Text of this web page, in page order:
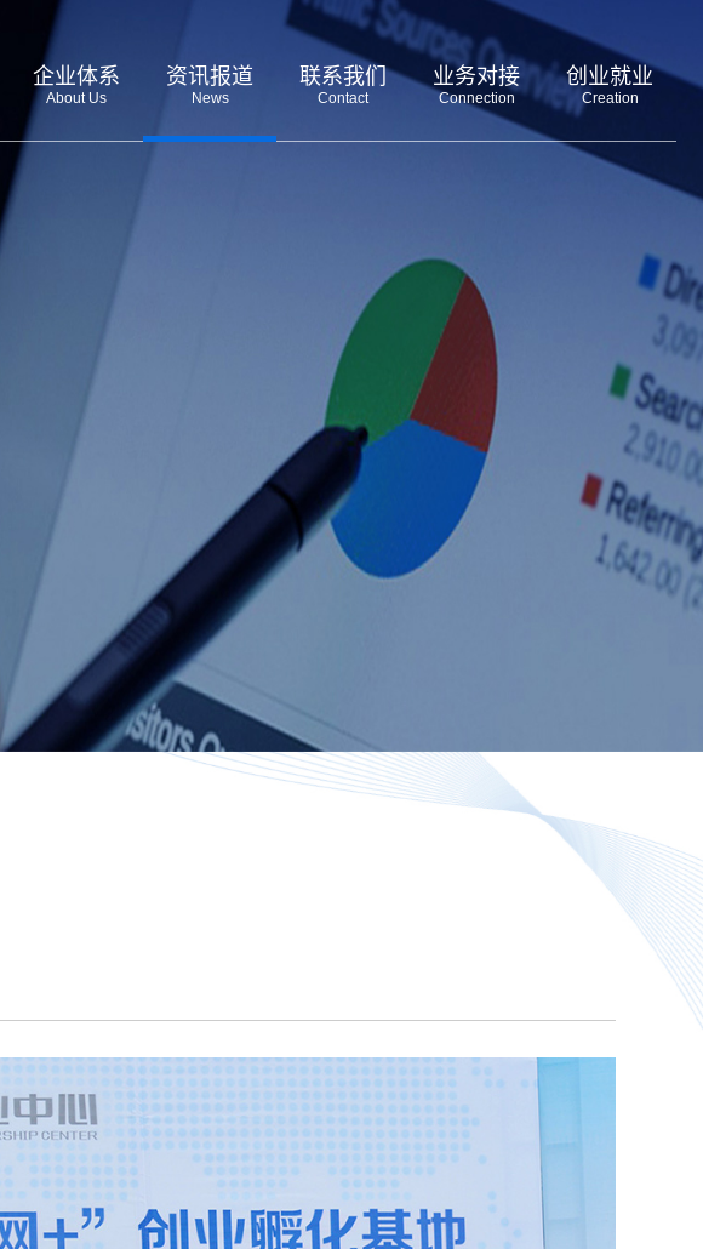
企业体系
About Us
资讯报道
News
联系我们
Contact
业务对接
Connection
创业就业
Creation